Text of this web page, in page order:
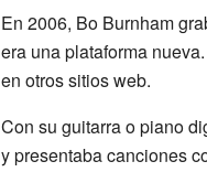
En 2006, Bo Burnham
era una plataforma
en otros sitios web.
Con su guitarra o piano
y presentaba canciones